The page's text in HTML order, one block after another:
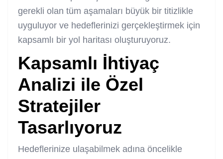
gerekli olan tüm aşamaları büyük bir titizlikle
uyguluyor ve hedeflerinizi gerçekleştirmek için
kapsamlı bir yol haritası oluşturuyoruz.
Kapsamlı İhtiyaç
Analizi ile Özel
Stratejiler
Tasarlıyoruz
Hedeflerinize ulaşabilmek adına öncelikle